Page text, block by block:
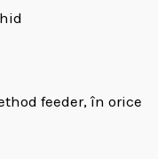
feeder, în orice